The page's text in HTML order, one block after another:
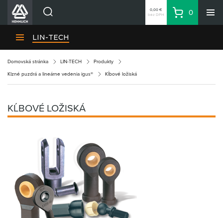
Divízie HENNLICH
Kariéra
O firme
Kontakty
Prihlásenie
Nákupný zoznam
Partner Zone
0,00 €
bez DPH
Košík
0
LIN-TECH
Domovská stránka LIN-TECH Produkty
Klzné puzdrá a lineárne vedenia igus® Kĺbové ložiská
KĹBOVÉ LOŽISKÁ